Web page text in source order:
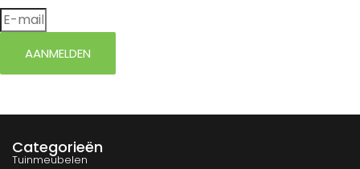
AANMELDEN
Categorieën
Tuinmeubelen